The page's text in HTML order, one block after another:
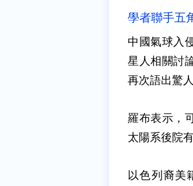
學者聯手五
中國氣球入
星人相關討
再次語出驚人
羅布表示，
太陽系後院
以色列裔美